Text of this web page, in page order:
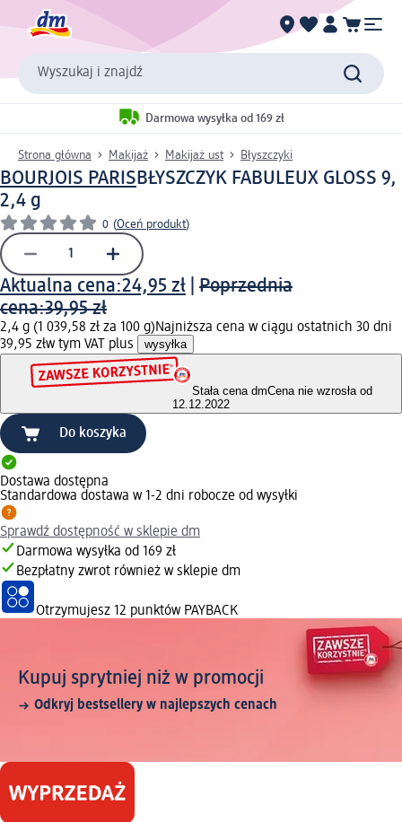
Wyszukaj i znajdź
Darmowa wysyłka od 169 zł
Strona główna Makijaż Makijaż ust Błyszczyki
BOURJOIS PARISBŁYSZCZYK FABULEUX GLOSS 9,
2,4 g
0 (Oceń produkt)
Aktualna cena:24,95 zł
Poprzednia
cena:39,95 zł
2,4 g (1 039,58 zł za 100 g)Najniższa cena w ciągu ostatnich 30 dni
39,95 złw tym VAT plus wysyłka
Stała cena dmCena nie wzrosła od
12.12.2022
Do koszyka
Dostawa dostępna
Standardowa dostawa w 1-2 dni robocze od wysyłki
Sprawdź dostępność w sklepie dm
Darmowa wysyłka od 169 zł
Bezpłatny zwrot również w sklepie dm
Otrzymujesz 12 punktów PAYBACK
Kupuj sprytniej niż w promocji
Odkryj bestsellery w najlepszych cenach